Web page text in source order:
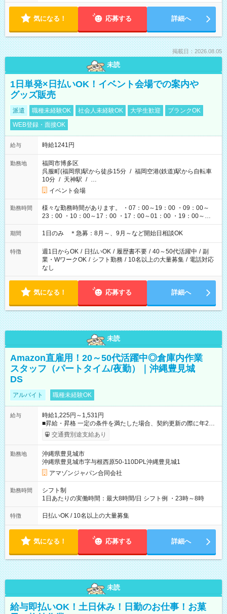
気になる！ 応募する 詳細へ
掲載日：2026.08.05
未読
1日単発×日払いOK！イベント会場での案内や
グッズ販売
派遣 職種未経験OK 社会人未経験OK 大学生歓迎
ブランクOK
WEB登録・面接OK
給与 時給1241円
勤務地
福岡市博多区
呉服町(福岡県)駅から徒歩15分 / 福岡空港(鉄道)駅から自転車
10分 / 天神駅 / …
イベント会場
勤務時間
様々な勤務時間があります。 ・07：00～19：00 ・09：00～
23：00 ・10：00～17：00 ・17：00～01：00 ・19：00～
03：00 etc イベント・ライブの開催時間によって変わりま
す。
期間 1日のみ ＊急募：8月～、9月～など開始日相談OK
特徴 週1日からOK / 日払いOK / 履歴書不要 / 40～50代活躍中 / 副
業・WワークOK / シフト勤務 / 10名以上の大量募集 / 電話対応
なし
気になる！ 応募する 詳細へ
未読
Amazon直雇用！20～50代活躍中◎倉庫内作業
スタッフ（パートタイム/夜勤）｜沖縄豊見城
DS
アルバイト 職種未経験OK
給与
時給1,225円～1,531円
■昇給・昇格 一定の条件を満たした場合、契約更新の際に年2回
まで昇給の機会があります。 ■正社員登用制度あり ※月末締/翌
月25日支払い ※時間外手当、別途支給 ※深夜割増賃金 (22:00～
☆Amazon直雇用で安定して働けます！ 【試用期間】試用期間
あり 試用期間の長さ：1週間 雇用形態、給与は本採用時と同じ
です。
交通費別途支給あり
勤務地
沖縄県豊見城市
沖縄県豊見城市字与根西原50-110DPL沖縄豊見城1
アマゾンジャパン合同会社
勤務時間
シフト制
1日あたりの実働時間：最大8時間/日 シフト例 ・23時～8時
特徴 日払いOK / 10名以上の大量募集
気になる！ 応募する 詳細へ
未読
給与即払いOK！土日休み！日勤のお仕事！お菓